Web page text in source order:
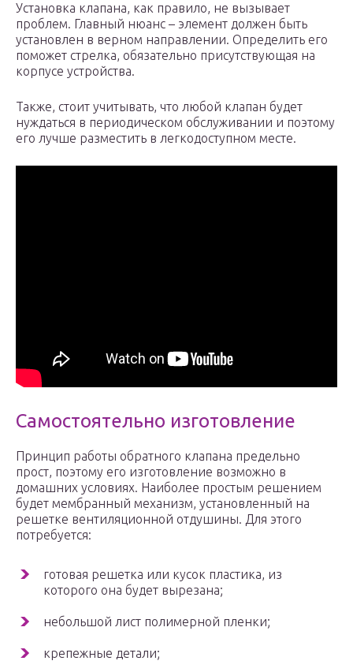
Установка клапана, как правило, не вызывает
проблем. Главный нюанс – элемент должен быть
установлен в верном направлении. Определить его
поможет стрелка, обязательно присутствующая на
корпусе устройства.
Также, стоит учитывать, что любой клапан будет
нуждаться в периодическом обслуживании и поэтому
его лучше разместить в легкодоступном месте.
Самостоятельно изготовление
Принцип работы обратного клапана предельно
прост, поэтому его изготовление возможно в
домашних условиях. Наиболее простым решением
будет мембранный механизм, установленный на
решетке вентиляционной отдушины. Для этого
потребуется:
готовая решетка или кусок пластика, из
которого она будет вырезана;
небольшой лист полимерной пленки;
крепежные детали;